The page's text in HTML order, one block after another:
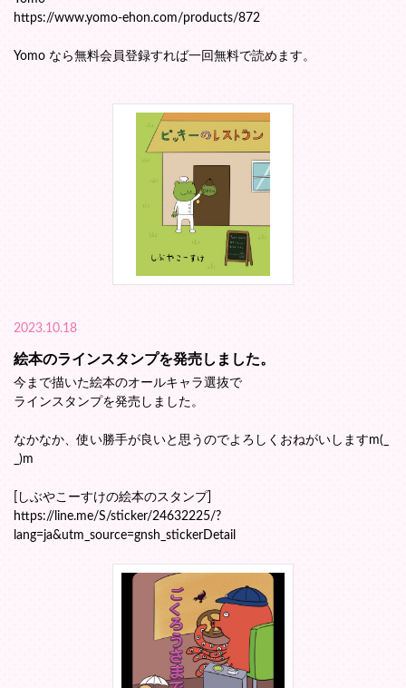
https://www.yomo-ehon.com/products/872
Yomo なら無料会員登録すれば一回無料で読めます。
2023.10.18
絵本のラインスタンプを発売しました。
今まで描いた絵本のオールキャラ選抜で
ラインスタンプを発売しました。
なかなか、使い勝手が良いと思うのでよろしくおねがいしますm(_
_)m
[しぶやこーすけの絵本のスタンプ]
https://line.me/S/sticker/24632225/?
lang=ja&utm_source=gnsh_stickerDetail